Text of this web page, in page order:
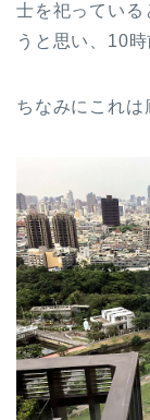
士を祀っている
うと思い、10
ちなみにこれは